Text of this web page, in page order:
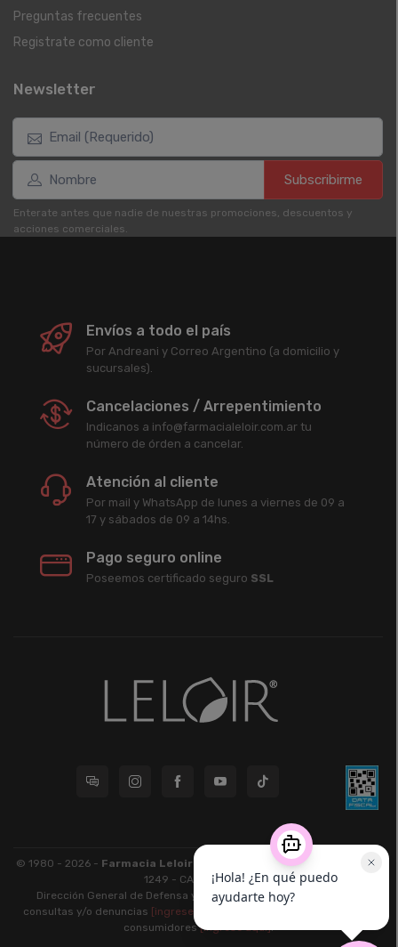
Preguntas frecuentes
Registrate como cliente
Newsletter
Subscribirme
Enterate antes que nadie de nuestras promociones, descuentos y
acciones comerciales.
Envíos a todo el país
Por Andreani y Correo Argentino (a domicilio y
sucursales).
Cancelaciones / Arrepentimiento
Indicanos a info@farmacialeloir.com.ar tu
número de órden a cancelar.
Atención al cliente
Por mail y WhatsApp de lunes a viernes de 09 a
17 y sábados de 09 a 14hs.
Pago seguro online
Poseemos certificado seguro SSL
© 1980 - 2026 - Farmacia Leloir S.R.L.
| CUIT 33609220789 - Larrea
1249 - CABA - CP 1117
Dirección General de Defensa y Protección al Consumidor: Para
consultas y/o denuncias [ingrese aquí]
consumidores[ingrese aquí].